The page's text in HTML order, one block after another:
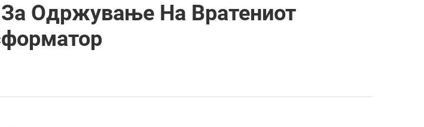
Одржување На Вратениот